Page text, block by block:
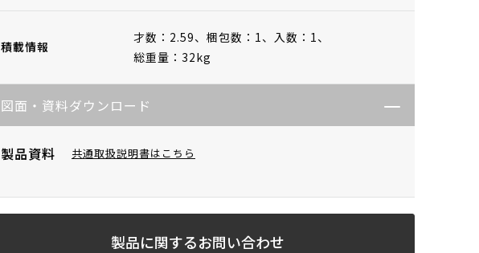
積載情報
才数：2.59、 梱包数：1、 入数：1、
総重量：32kg
図面・資料ダウンロード
製品資料 共通取扱説明書はこちら
製品に関するお問い合わせ